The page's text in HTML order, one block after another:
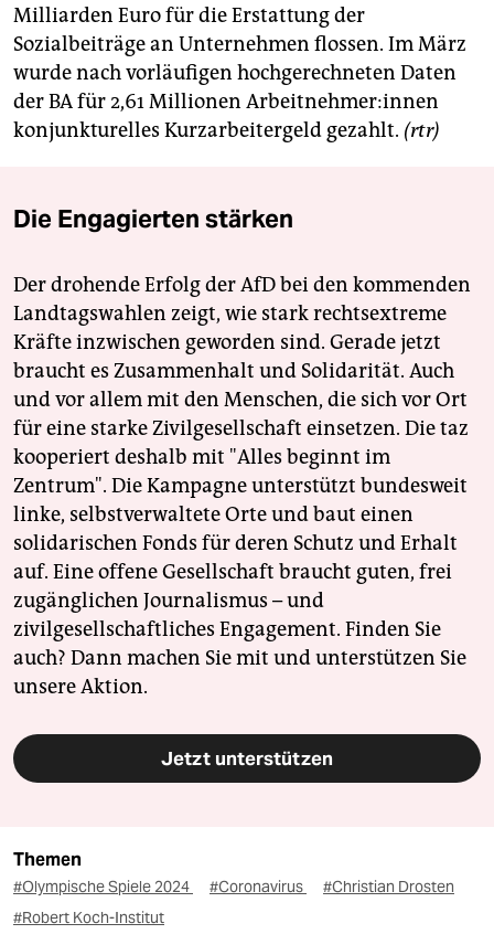
Milliarden Euro für die Erstattung der
Sozialbeiträge an Unternehmen flossen. Im März
wurde nach vorläufigen hochgerechneten Daten
der BA für 2,61 Millionen Ar­beit­neh­me­r:in­nen
konjunkturelles Kurzarbeitergeld gezahlt. (rtr)
Die Engagierten stärken
Der drohende Erfolg der AfD bei den kommenden
Landtagswahlen zeigt, wie stark rechtsextreme
Kräfte inzwischen geworden sind. Gerade jetzt
braucht es Zusammenhalt und Solidarität. Auch
und vor allem mit den Menschen, die sich vor Ort
für eine starke Zivilgesellschaft einsetzen. Die taz
kooperiert deshalb mit "Alles beginnt im
Zentrum". Die Kampagne unterstützt bundesweit
linke, selbstverwaltete Orte und baut einen
solidarischen Fonds für deren Schutz und Erhalt
auf. Eine offene Gesellschaft braucht guten, frei
zugänglichen Journalismus – und
zivilgesellschaftliches Engagement. Finden Sie
auch? Dann machen Sie mit und unterstützen Sie
unsere Aktion.
Jetzt unterstützen
Themen
#Olympische Spiele 2024 #Coronavirus
#Christian Drosten
#Robert Koch-Institut